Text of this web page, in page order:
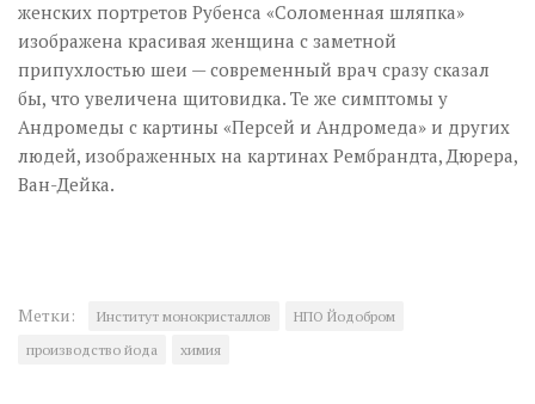
женских портретов Рубенса «Соломенная шляпка»
изображена красивая женщина с заметной
припухлостью шеи — современный врач сразу сказал
бы, что увеличена щитовидка. Те же симптомы у
Андромеды с картины «Персей и Андромеда» и других
людей, изображенных на картинах Рембрандта, Дюрера,
Ван-Дейка.
Метки: Институт монокристаллов
НПО Йодобром
производство йода
химия